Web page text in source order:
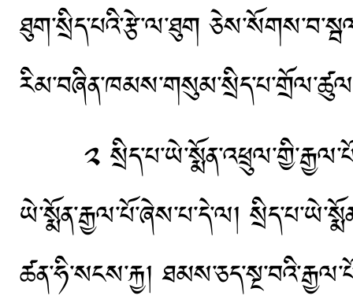
ཐུག་སྲིད་པའི་རྩེ་ལ་ཐུག
༢
ཡེ་སྨོན་རྒྱལ་པོ་ཞེས་པ་དེ་ལ།
ཚན་ཧི་སངས་རྐྱ།